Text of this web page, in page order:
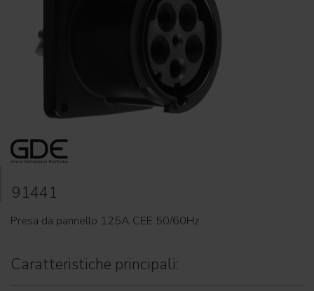
91441
Presa da pannello 125A CEE 50/60Hz
Caratteristiche principali: